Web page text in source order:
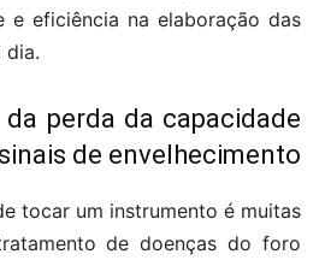
e eficiência na elaboração das
dia.
perda da capacidade
de envelhecimento
tocar um instrumento é muitas
de doenças do foro